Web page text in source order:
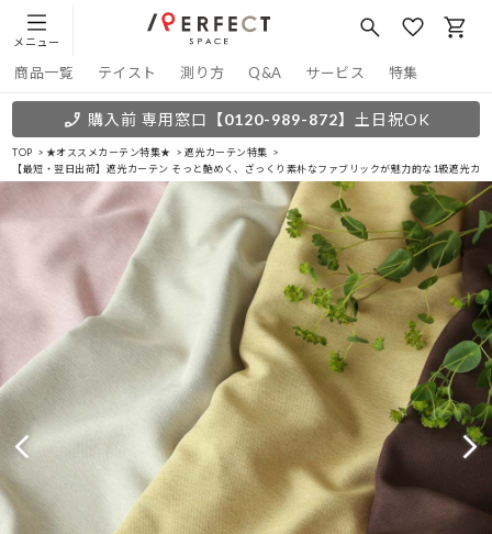
メニュー
商品一覧 テイスト 測り方 Q&A サービス 特集
購入前 専用窓口 【0120-989-872】 土日祝OK
TOP ★オススメカーテン特集★
遮光カーテン特集
【最短・翌日出荷】遮光カーテン そっと艶めく、ざっくり素朴なファブリックが魅力的な1級遮光カ